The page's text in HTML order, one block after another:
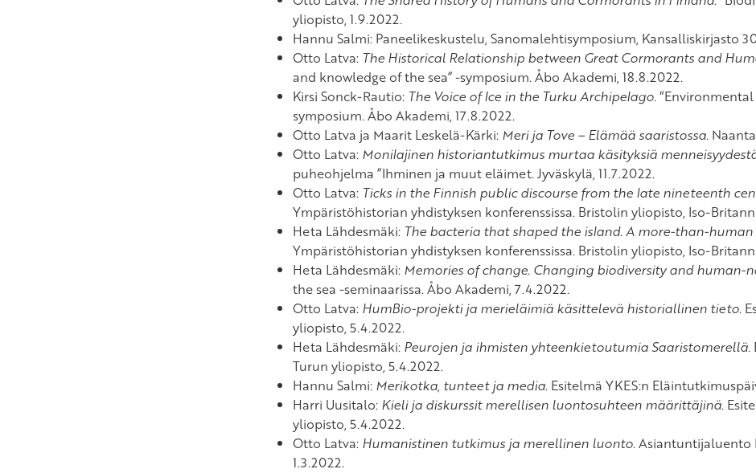
yliopisto, 1.9.2022.
Hannu Salmi: Paneelikeskustelu, Sanomalehtisymposium, Kansalliskirjasto
Otto Latva: The Historical Relationship between Great Cormorants and
and knowledge of the sea” -symposium. Åbo Akademi, 18.8.2022.
Kirsi Sonck-Rautio: The Voice of Ice in the Turku Archipelago.
symposium. Åbo Akademi, 17.8.2022.
Otto Latva ja Maarit Leskelä-Kärki: Meri ja Tove – Elämää saaristossa.
Otto Latva: Monilajinen historiantutkimus murtaa käsityksiä
puheohjelma ”Ihminen ja muut eläimet. Jyväskylä, 11.7.2022.
Otto Latva: Ticks in the Finnish public discourse from the late nineteenth
Ympäristöhistorian yhdistyksen konferenssissa. Bristolin yliopisto, Iso-
Heta Lähdesmäki: The bacteria that shaped the island. A more-than-
Ympäristöhistorian yhdistyksen konferenssissa. Bristolin yliopisto, Iso-
Heta Lähdesmäki: Memories of change. Changing biodiversity and human-
the sea -seminaarissa. Åbo Akademi, 7.4.2022.
Otto Latva: HumBio-projekti ja merieläimiä käsittelevä historiallinen tieto.
yliopisto, 5.4.2022.
Heta Lähdesmäki: Peurojen ja ihmisten yhteenkietoutumia Saaristomerellä.
Turun yliopisto, 5.4.2022.
Hannu Salmi: Merikotka, tunteet ja media. Esitelmä YKES:n
Harri Uusitalo: Kieli ja diskurssit merellisen luontosuhteen määrittäjinä.
yliopisto, 5.4.2022.
Otto Latva: Humanistinen tutkimus ja merellinen luonto. Asiantuntijaluento
1.3.2022.